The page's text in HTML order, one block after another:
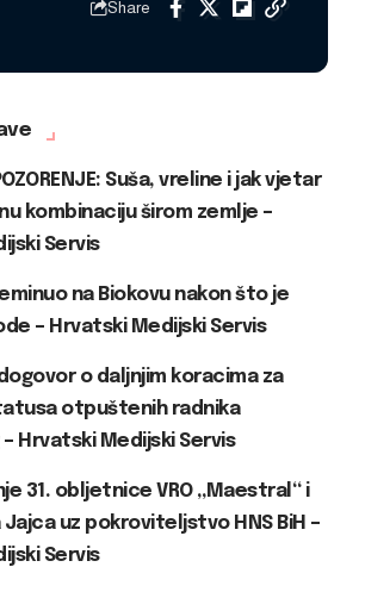
Share
Suša, vreline i jak vjetar
kombinaciju širom zemlje –
Servis
na Biokovu nakon što je
– Hrvatski Medijski Servis
o daljnjim koracima za
otpuštenih radnika
Hrvatski Medijski Servis
31. obljetnice VRO „Maestral“ i
uz pokroviteljstvo HNS BiH –
Servis